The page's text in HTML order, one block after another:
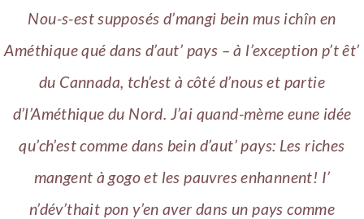
Nou-s-est supposés d’mangi bein mus ichîn en
Améthique qué dans d’aut’ pays – à l’exception p’t êt’
du Cannada, tch’est à côté d’nous et partie
d’l’Améthique du Nord. J’ai quand-mème eune idée
qu’ch’est comme dans bein d’aut’ pays: Les riches
mangent à gogo et les pauvres enhannent! I’
n’dév’thait pon y’en aver dans un pays comme